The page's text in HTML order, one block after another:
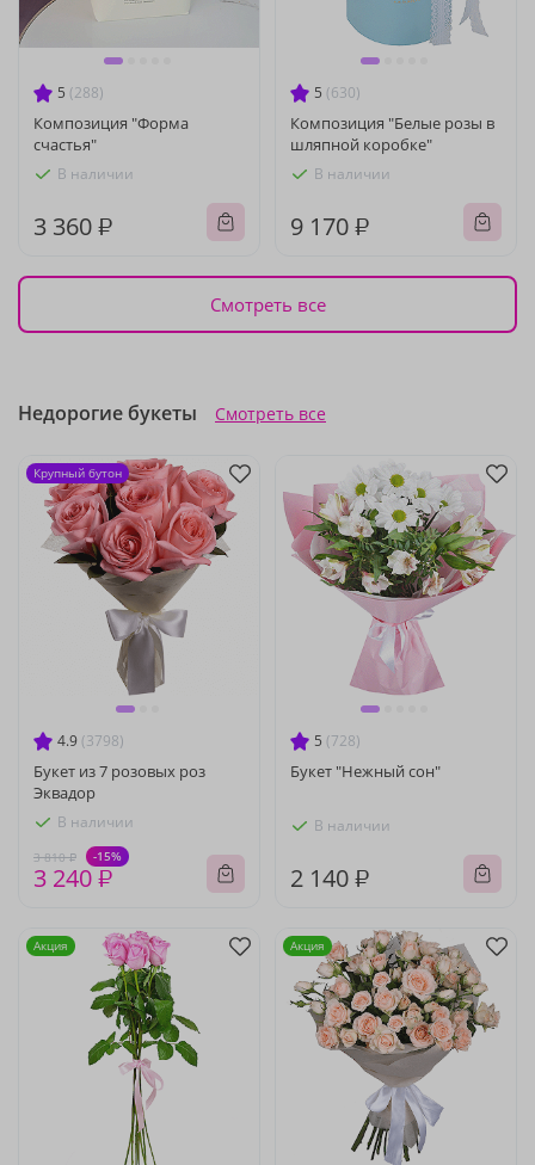
5 (288)
Композиция "Форма
счастья"
В наличии
3 360 ₽
5 (630)
Композиция "Белые розы в
шляпной коробке"
В наличии
9 170 ₽
Смотреть все
Недорогие букеты Смотреть все
4.9 (3798)
Букет из 7 розовых роз
Эквадор
В наличии
3 810 ₽ -15%
3 240 ₽
Крупный бутон
5 (728)
Букет "Нежный сон"
В наличии
2 140 ₽
Акция Акция